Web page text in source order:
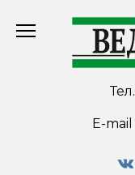
Тел.
E-mail